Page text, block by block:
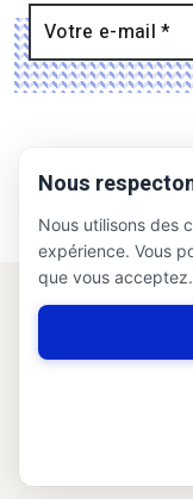
Notre agence
Nous contacter
Nous
Nous utilisons des
expérience. Vous
que vous acceptez.